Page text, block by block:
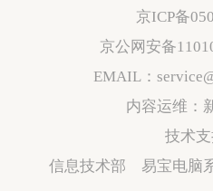
京ICP备
京公网安备
EMAIL：
内容运维：
技术支
信息技术部 易宝电脑